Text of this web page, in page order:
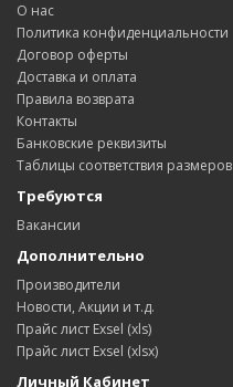
О нас
Политика конфиденциальности
Договор оферты
Доставка и оплата
Правила возврата
Контакты
Банковские реквизиты
Таблицы соответствия размеров
Требуются
Вакансии
Дополнительно
Производители
Новости, Акции и т.д.
Прайс лист Exsel (xls)
Прайс лист Exsel (xlsx)
Личный Кабинет